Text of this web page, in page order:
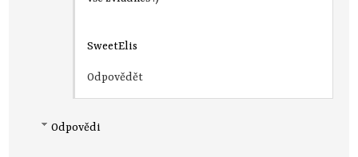
SweetElis
Odpovědět
Odpovědi